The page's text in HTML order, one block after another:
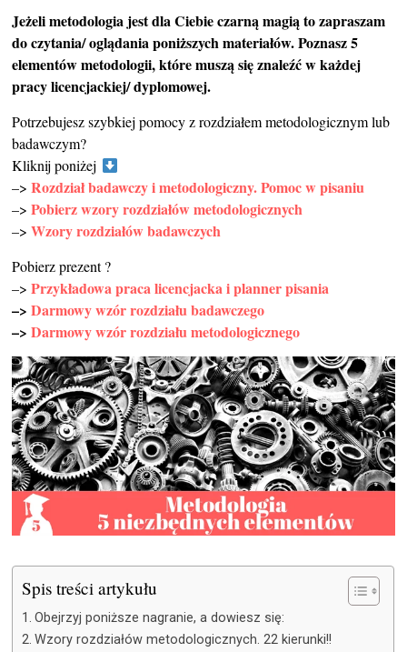
Jeżeli metodologia jest dla Ciebie czarną magią to zapraszam
do czytania/ oglądania poniższych materiałów. Poznasz 5
elementów metodologii, które muszą się znaleźć w każdej
pracy licencjackiej/ dyplomowej.
Potrzebujesz szybkiej pomocy z rozdziałem metodologicznym lub
badawczym?
Kliknij poniżej
–>Rozdział badawczy i metodologiczny. Pomoc w pisaniu
–>Pobierz wzory rozdziałów metodologicznych
–>Wzory rozdziałów badawczych
Pobierz prezent ?
–>Przykładowa praca licencjacka i planner pisania
–>Darmowy wzór rozdziału badawczego
–>Darmowy wzór rozdziału metodologicznego
Spis treści artykułu
Obejrzyj poniższe nagranie, a dowiesz się:
Wzory rozdziałów metodologicznych. 22 kierunki!!